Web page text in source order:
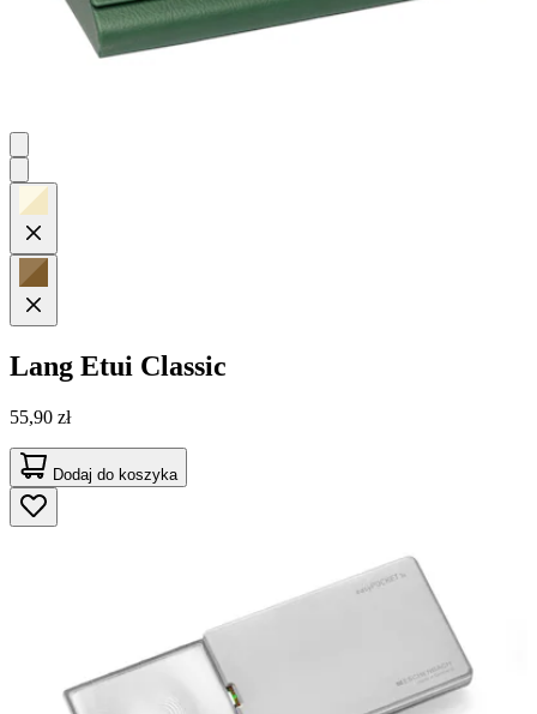
Lang Etui Classic
55,90 zł
Dodaj do koszyka